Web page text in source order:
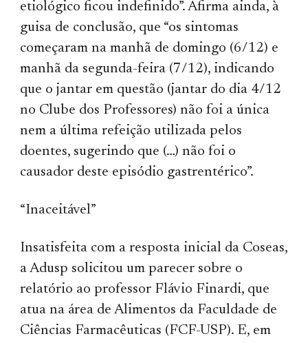
etiológico ficou indefinido”. Afirma ainda, à
guisa de conclusão, que “os sintomas
começaram na manhã de domingo (6/12) e
manhã da segunda-feira (7/12), indicando
que o jantar em questão (jantar do dia 4/12
no Clube dos Professores) não foi a única
nem a última refeição utilizada pelos
doentes, sugerindo que (…) não foi o
causador deste episódio gastrentérico”.
“Inaceitável”
Insatisfeita com a resposta inicial da Coseas,
a Adusp solicitou um parecer sobre o
relatório ao professor Flávio Finardi, que
atua na área de Alimentos da Faculdade de
Ciências Farmacêuticas (FCF-USP). E, em